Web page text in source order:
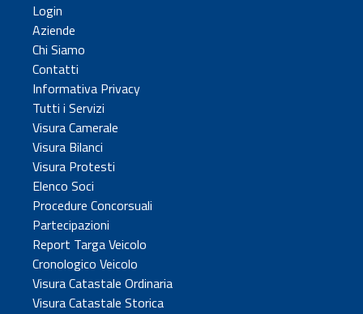
Login
Aziende
Chi Siamo
Contatti
Informativa Privacy
Tutti i Servizi
Visura Camerale
Visura Bilanci
Visura Protesti
Elenco Soci
Procedure Concorsuali
Partecipazioni
Report Targa Veicolo
Cronologico Veicolo
Visura Catastale Ordinaria
Visura Catastale Storica